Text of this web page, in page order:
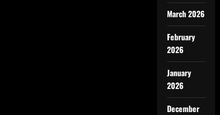
March 2026
February
2026
January
2026
December